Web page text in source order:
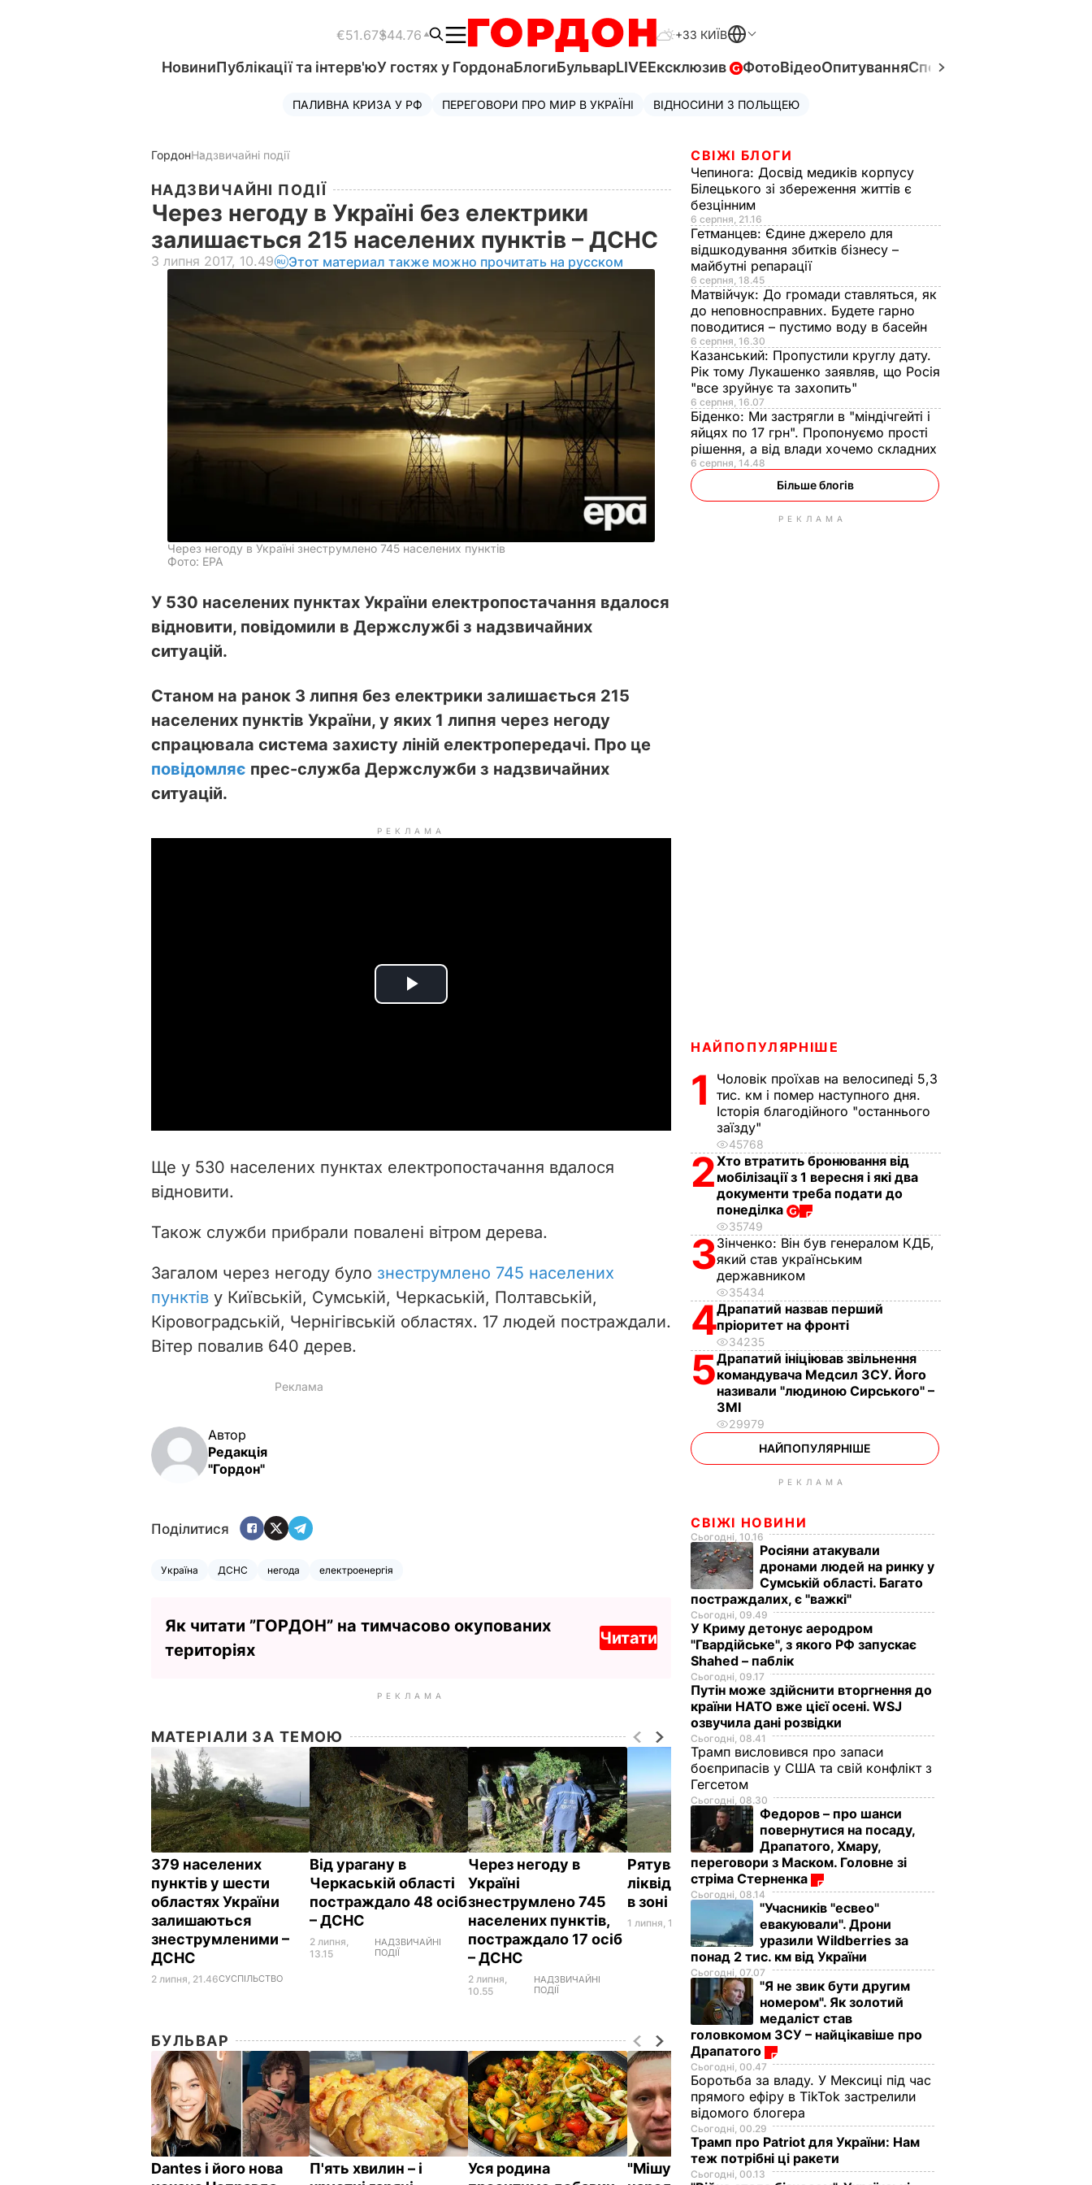
€51.67$44.76 +33 КИЇВ
НовиниПублікації та інтерв'юУ гостях у ГордонаБлогиБульварLIVEЕксклюзив ФотоВідеоОпитуванняСпецпроєкти
ПАЛИВНА КРИЗА У РФ ПЕРЕГОВОРИ ПРО МИР В УКРАЇНІ ВІДНОСИНИ З ПОЛЬЩЕЮ
ГордонНадзвичайні події
НАДЗВИЧАЙНІ ПОДІЇ
Через негоду в Україні без електрики
залишається 215 населених пунктів – ДСНС
3 липня 2017, 10.49 Этот материал также можно прочитать на русском
Через негоду в Україні знеструмлено 745 населених пунктів
Фото: EPA
У 530 населених пунктах України електропостачання вдалося
відновити, повідомили в Держслужбі з надзвичайних
ситуацій.
Станом на ранок 3 липня без електрики залишається 215
населених пунктів України, у яких 1 липня через негоду
спрацювала система захисту ліній електропередачі. Про це
повідомляє прес-служба Держслужби з надзвичайних
ситуацій.
РЕКЛАМА
P
d
o
Ще у 530 населених пунктах електропостачання вдалося
відновити.
Також служби прибрали повалені вітром дерева.
Загалом через негоду було знеструмлено 745 населених
пунктів у Київській, Сумській, Черкаській, Полтавській,
Кіровоградській, Чернігівській областях. 17 людей постраждали.
Вітер повалив 640 дерев.
Автор
Редакція
"Гордон"
Поділитися
Україна ДСНС негода електроенергія
Як читати ”ГОРДОН” на тимчасово окупованих
територіях
Читати
РЕКЛАМА
МАТЕРІАЛИ ЗА ТЕМОЮ
379 населених
пунктів у шести
областях України
залишаються
знеструмленими –
ДСНС
2 липня, 21.46СУСПІЛЬСТВО
Від урагану в
Черкаській області
постраждало 48 осіб
– ДСНС
2 липня,
13.15
НАДЗВИЧАЙНІ
ПОДІЇ
Через негоду в
Україні
знеструмлено 745
населених пунктів,
постраждало 17 осіб
– ДСНС
2 липня,
10.55
НАДЗВИЧАЙНІ
ПОДІЇ
Рятувальники
ліквідували пожежу
в зоні відчуження
1 липня, 15.01 СУСПІЛЬСТВО
У ДСНС заявили, що
через пошкодження
ЛЕП
електропостачання
Донецької
фільтрувальної
станції припинене
1 липня, 09.31 ВІЙНА В УКРАЇНІ
БУЛЬВАР
Dantes і його нова
П'ять хвилин – і
Уся родина
"Мішуня, доця
"Я не звик бути
СВІЖІ БЛОГИ
Чепинога: Досвід медиків корпусу
Білецького зі збереження життів є
безцінним
6 серпня, 21.16
Гетманцев: Єдине джерело для
відшкодування збитків бізнесу –
майбутні репарації
6 серпня, 18.45
Матвійчук: До громади ставляться, як
до неповносправних. Будете гарно
поводитися – пустимо воду в басейн
6 серпня, 16.30
Казанський: Пропустили круглу дату.
Рік тому Лукашенко заявляв, що Росія
"все зруйнує та захопить"
6 серпня, 16.07
Біденко: Ми застрягли в "міндічгейті і
яйцях по 17 грн". Пропонуємо прості
рішення, а від влади хочемо складних
6 серпня, 14.48
Більше блогів
РЕКЛАМА
НАЙПОПУЛЯРНІШЕ
1
Чоловік проїхав на велосипеді 5,3
тис. км і помер наступного дня.
Історія благодійного "останнього
заїзду"
45768
2Хто втратить бронювання від
мобілізації з 1 вересня і які два
документи треба подати до
понеділка
35749
3Зінченко: Він був генералом КДБ,
який став українським
державником
35434
4Драпатий назвав перший
пріоритет на фронті
34235
5Драпатий ініціював звільнення
командувача Медсил ЗСУ. Його
називали "людиною Сирського" –
ЗМІ
29979
НАЙПОПУЛЯРНІШЕ
РЕКЛАМА
СВІЖІ НОВИНИ
Сьогодні, 10.16
Росіяни атакували
дронами людей на ринку у
Сумській області. Багато
постраждалих, є "важкі"
Сьогодні, 09.49
У Криму детонує аеродром
"Гвардійське", з якого РФ запускає
Shahed – паблік
Сьогодні, 09.17
Путін може здійснити вторгнення до
країни НАТО вже цієї осені. WSJ
озвучила дані розвідки
Сьогодні, 08.41
Трамп висловився про запаси
боєприпасів у США та свій конфлікт з
Гегсетом
Сьогодні, 08.30
Федоров – про шанси
повернутися на посаду,
Драпатого, Хмару,
переговори з Маском. Головне зі
стріма Стерненка
Сьогодні, 08.14
"Учасників "есвео"
евакуювали". Дрони
уразили Wildberries за
понад 2 тис. км від України
Сьогодні, 07.07
"Я не звик бути другим
номером". Як золотий
медаліст став
головкомом ЗСУ – найцікавіше про
Драпатого
Сьогодні, 00.47
Боротьба за владу. У Мексиці під час
прямого ефіру в TikTok застрелили
відомого блогера
Сьогодні, 00.29
Трамп про Patriot для України: Нам
теж потрібні ці ракети
Сьогодні, 00.13